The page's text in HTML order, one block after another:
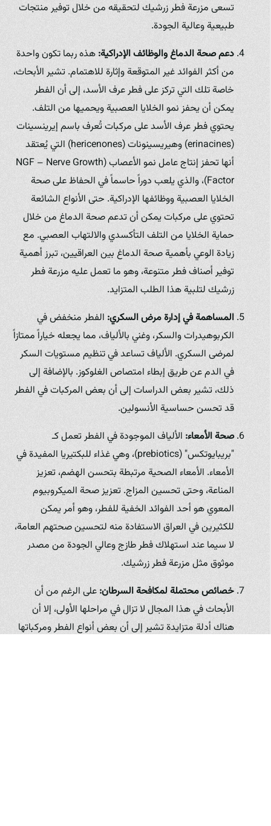
تسعى مزرعة فطر زرشيك لتحقيقه من خلال توفير منتجات
طبيعية وعالية الجودة.
دعم صحة الدماغ والوظائف الإدراكية:هذه ربما تكون واحدة
من أكثر الفوائد غير المتوقعة وإثارة للاهتمام. تشير الأبحاث،
خاصة تلك التي تركز على فطر عرف الأسد، إلى أن الفطر
يمكن أن يحفز نمو الخلايا العصبية ويحميها من التلف.
يحتوي فطر عرف الأسد على مركبات تُعرف باسم إيرينسينات
(erinacines) وهيريسينونات (hericenones) التي يُعتقد
أنها تحفز إنتاج عامل نمو الأعصاب (NGF – Nerve Growth
Factor)، والذي يلعب دوراً حاسماً في الحفاظ على صحة
الخلايا العصبية ووظائفها الإدراكية. حتى الأنواع الشائعة
تحتوي على مركبات يمكن أن تدعم صحة الدماغ من خلال
حماية الخلايا من التلف التأكسدي والالتهاب العصبي. مع
زيادة الوعي بأهمية صحة الدماغ بين العراقيين، تبرز أهمية
توفير أصناف فطر متنوعة، وهو ما تعمل عليه مزرعة فطر
زرشيك لتلبية هذا الطلب المتزايد.
المساهمة في إدارة مرض السكري:الفطر منخفض في
الكربوهيدرات والسكر، وغني بالألياف، مما يجعله خياراً ممتازاً
لمرضى السكري. الألياف تساعد في تنظيم مستويات السكر
في الدم عن طريق إبطاء امتصاص الغلوكوز. بالإضافة إلى
ذلك، تشير بعض الدراسات إلى أن بعض المركبات في الفطر
قد تحسن حساسية الأنسولين.
صحة الأمعاء:الألياف الموجودة في الفطر تعمل كـ
"بريبايوتكس" (prebiotics)، وهي غذاء للبكتيريا المفيدة في
الأمعاء. الأمعاء الصحية مرتبطة بتحسن الهضم، تعزيز
المناعة، وحتى تحسين المزاج. تعزيز صحة الميكروبيوم
المعوي هو أحد الفوائد الخفية للفطر، وهو أمر يمكن
للكثيرين في العراق الاستفادة منه لتحسين صحتهم العامة،
لا سيما عند استهلاك فطر طازج وعالي الجودة من مصدر
موثوق مثل مزرعة فطر زرشيك.
خصائص محتملة لمكافحة السرطان:على الرغم من أن
الأبحاث في هذا المجال لا تزال في مراحلها الأولى، إلا أن
هناك أدلة متزايدة تشير إلى أن بعض أنواع الفطر ومركباتها